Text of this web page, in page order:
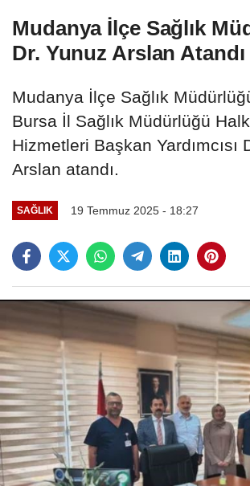
Mudanya İlçe Sağlık
Dr. Yunuz Arslan Atandı
Mudanya İlçe Sağlık
Bursa İl Sağlık Müdürlüğü Halk
Hizmetleri Başkan Yardımcısı
Arslan atandı.
SAĞLIK 19 Temmuz 2025 - 18:27